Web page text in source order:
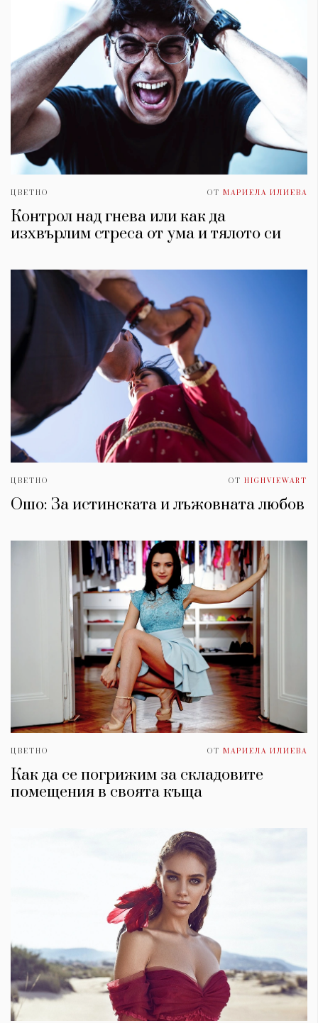
ЦВЕТНО ОТ МАРИЕЛА ИЛИЕВА
Контрол над гнева или как да
изхвърлим стреса от умa и тялото си
ЦВЕТНО ОТ HIGHVIEWART
Ошо: За истинската и лъжовната любов
ЦВЕТНО ОТ МАРИЕЛА ИЛИЕВА
Как да се погрижим за складовите
помещения в своята къща